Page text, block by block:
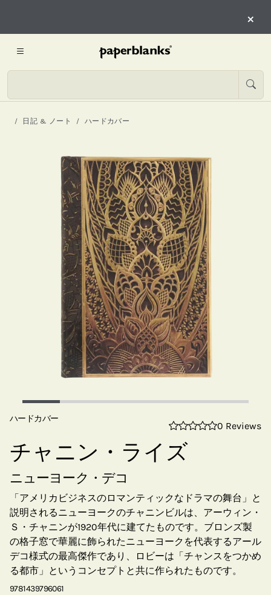
×
日記 & ノート ハードカバー
ハードカバー
0 Reviews
チャニン・ライズ
ニューヨーク・デコ
「アメリカビジネスのロマンティックなドラマの舞台」と
説明されるニューヨークのチャニンビルは、アーウィン・
Ｓ・チャニンが1920年代に建てたものです。ブロンズ製
の格子窓で華麗に飾られたニューヨークを代表するアール
デコ様式の最高傑作であり、ロビーは「チャンスをつかめ
る都市」というコンセプトと共に作られたものです。
9781439796061